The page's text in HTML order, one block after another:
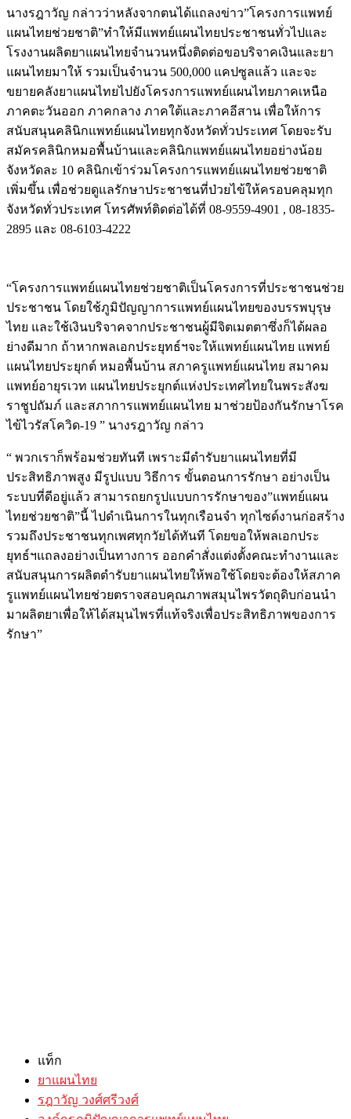
นางรฎาวัญ กล่าวว่าหลังจากตนได้แถลงข่าว”โครงการแพทย์
แผนไทยช่วยชาติ”ทำให้มีแพทย์แผนไทยประชาชนทั่วไปและ
โรงงานผลิตยาแผนไทยจำนวนหนึ่งติดต่อขอบริจาคเงินและยา
แผนไทยมาให้ รวมเป็นจำนวน 500,000 แคปซูลแล้ว และจะ
ขยายคลังยาแผนไทยไปยังโครงการแพทย์แผนไทยภาคเหนือ
ภาคตะวันออก ภาคกลาง ภาคใต้และภาคอีสาน เพื่อให้การ
สนับสนุนคลินิกแพทย์แผนไทยทุกจังหวัดทั่วประเทศ โดยจะรับ
สมัครคลินิกหมอพื้นบ้านและคลินิกแพทย์แผนไทยอย่างน้อย
จังหวัดละ 10 คลินิกเข้าร่วมโครงการแพทย์แผนไทยช่วยชาติ
เพิ่มขึ้น เพื่อช่วยดูแลรักษาประชาชนที่ป่วยไข้ให้ครอบคลุมทุก
จังหวัดทั่วประเทศ โทรศัพท์ติดต่อได้ที่ 08-9559-4901 , 08-1835-
2895 และ 08-6103-4222
“โครงการแพทย์แผนไทยช่วยชาติเป็นโครงการที่ประชาชนช่วย
ประชาชน โดยใช้ภูมิปัญญาการแพทย์แผนไทยของบรรพบุรุษ
ไทย และใช้เงินบริจาคจากประชาชนผู้มีจิตเมตตาซึ่งก็ได้ผลอ
ย่างดีมาก ถ้าหากพลเอกประยุทธ์ฯจะให้แพทย์แผนไทย แพทย์
แผนไทยประยุกต์ หมอพื้นบ้าน สภาครูแพทย์แผนไทย สมาคม
แพทย์อายุรเวท แผนไทยประยุกต์แห่งประเทศไทยในพระสังฆ
ราชูปถัมภ์ และสภาการแพทย์แผนไทย มาช่วยป้องกันรักษาโรค
ไข้ไวรัสโควิด-19 ” นางรฎาวัญ กล่าว
“ พวกเราก็พร้อมช่วยทันที เพราะมีตำรับยาแผนไทยที่มี
ประสิทธิภาพสูง มีรูปแบบ วิธีการ ขั้นตอนการรักษา อย่างเป็น
ระบบที่ดีอยู่แล้ว สามารถยกรูปแบบการรักษาของ”แพทย์แผน
ไทยช่วยชาติ”นี้ ไปดำเนินการในทุกเรือนจำ ทุกไซด์งานก่อสร้าง
รวมถึงประชาชนทุกเพศทุกวัยได้ทันที โดยขอให้พลเอกประ
ยุทธ์ฯแถลงอย่างเป็นทางการ ออกคำสั่งแต่งตั้งคณะทำงานและ
สนับสนุนการผลิตตำรับยาแผนไทยให้พอใช้โดยจะต้องให้สภาค
รูแพทย์แผนไทยช่วยตราจสอบคุณภาพสมุนไพรวัตถุดิบก่อนนำ
มาผลิตยาเพื่อให้ได้สมุนไพรที่แท้จริงเพื่อประสิทธิภาพของการ
รักษา”
แท็ก
ยาแผนไทย
รฎาวัญ วงศ์ศรีวงศ์